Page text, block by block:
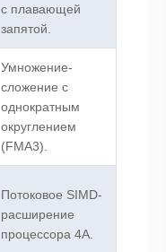
с плавающей
запятой.
Умножение-
сложение с
однократным
округлением
(FMA3).
Потоковое SIMD-
расширение
процессора 4A.